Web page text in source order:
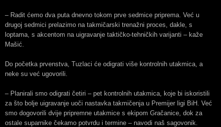
– Radit ćemo dva puta dnevno tokom prve sedmice priprema. Već u
drugoj sedmici prelazimo na takmičarski trenažni proces, dakle, s
loptama, s akcentom na uigravanje taktičko-tehničkih varijanti – kaže
Mašić.
Do početka prvenstva, Tuzlaci će odigrati više kontrolnih utakmica, a
neke su već ugovorili.
– Planirali smo odigrati četiri – pet kontrolnih utakmica, koje bi iskoristili
za što bolje uigravanje uoči nastavka takmičenja u Premijer ligi BiH. Već
smo dogovorili dvije pripremne utakmice s ekipom Gračanice, dok za
ostale suparnike čekamo potvrdu i termine – navodi naš sagovonik.